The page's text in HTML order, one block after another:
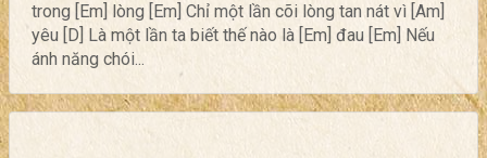
trong [Em] lòng [Em] Chỉ một lần cõi lòng tan nát vì [Am]
yêu [D] Là một lần ta biết thế nào là [Em] đau [Em] Nếu
ánh năng chói...